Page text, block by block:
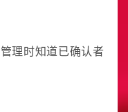
理时知道已确认者